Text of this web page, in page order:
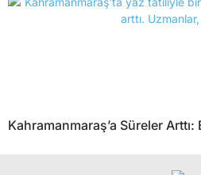
Kahramanmaraş’a Süreler